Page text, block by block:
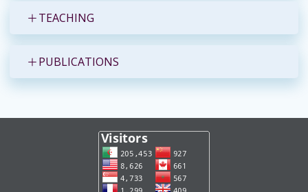
TEACHING
PUBLICATIONS